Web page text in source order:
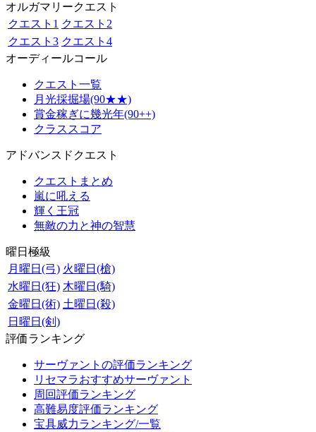
オルガマリークエスト
クエスト1 クエスト2
クエスト3 クエスト4
オーディールコール
クエスト一覧
月光採掘場(90★★)
賞金稼ぎに幾光年(90++)
クラススコア
アドバンスドクエスト
クエストまとめ
嵐に吼える
輝く王冠
無敵の力と神の智慧
曜日極級
月曜日(弓) 火曜日(槍)
水曜日(狂) 木曜日(騎)
金曜日(術) 土曜日(殺)
日曜日(剣)
評価ランキング
サーヴァントの評価ランキング
リセマラおすすめサーヴァント
周回評価ランキング
高難易度評価ランキング
宝具威力ランキング/一覧